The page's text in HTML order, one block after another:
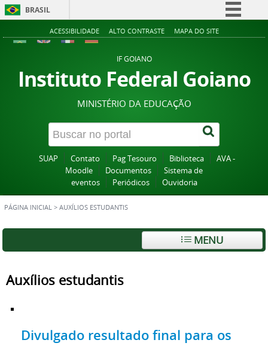
BRASIL
Simplifique!
Acesso à informação
Legislação
Canais
ACESSIBILIDADE ALTO CONTRASTE MAPA DO SITE
IF GOIANO
Instituto Federal Goiano
MINISTÉRIO DA EDUCAÇÃO
SUAP Contato Pag Tesouro Biblioteca
AVA -
Moodle
Documentos
Sistema de
eventos
Periódicos Ouvidoria
PÁGINA INICIAL > AUXÍLIOS ESTUDANTIS
MENU
Auxílios estudantis
Divulgado resultado final para os